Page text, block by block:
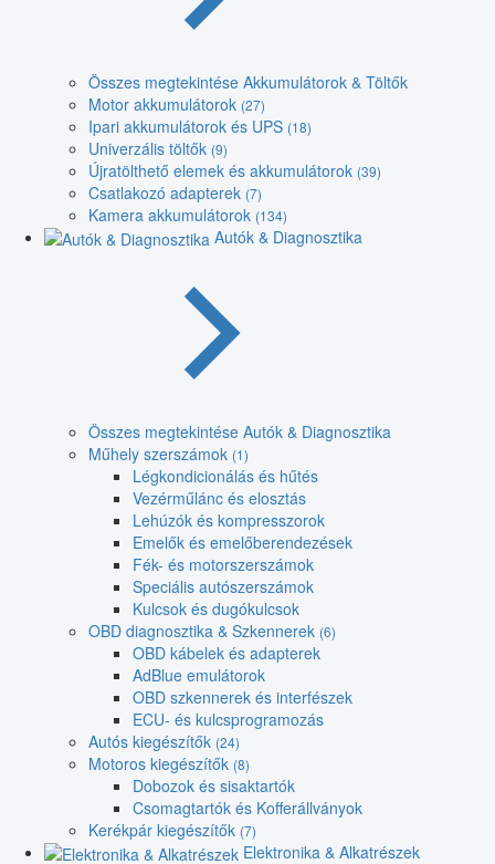
Összes megtekintése Akkumulátorok & Töltők
Motor akkumulátorok (27)
Ipari akkumulátorok és UPS (18)
Univerzális töltők (9)
Újratölthető elemek és akkumulátorok (39)
Csatlakozó adapterek (7)
Kamera akkumulátorok (134)
Autók & Diagnosztika
Összes megtekintése Autók & Diagnosztika
Műhely szerszámok (1)
Légkondicionálás és hűtés
Vezérműlánc és elosztás
Lehúzók és kompresszorok
Emelők és emelőberendezések
Fék- és motorszerszámok
Speciális autószerszámok
Kulcsok és dugókulcsok
OBD diagnosztika & Szkennerek (6)
OBD kábelek és adapterek
AdBlue emulátorok
OBD szkennerek és interfészek
ECU- és kulcsprogramozás
Autós kiegészítők (24)
Motoros kiegészítők (8)
Dobozok és sisaktartók
Csomagtartók és Kofferállványok
Kerékpár kiegészítők (7)
Elektronika & Alkatrészek